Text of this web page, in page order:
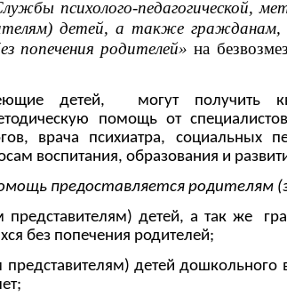
психолого-педагогической,
детей, а также
попечения родителей» на
детей, могут получить
помощь от
врача психиатра, социальных
воспитания, образования и
предоставляется родителям
представителям) детей, а так же
без попечения родителей;
детей